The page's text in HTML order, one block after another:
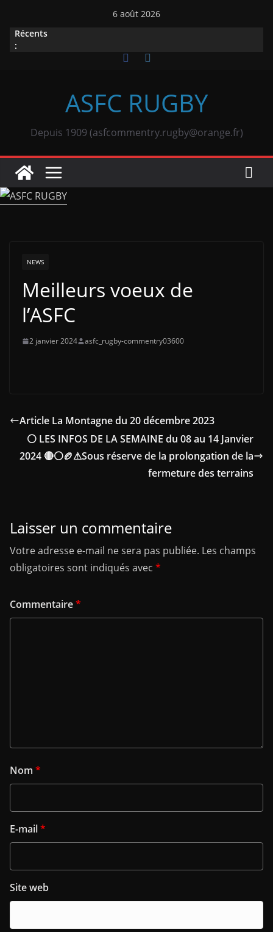
contenu
6 août 2026
Récents
:
ASFC RUGBY
Depuis 1909 (asfcommentry.rugby@orange.fr)
NEWS
Meilleurs voeux de
l’ASFC
2 janvier 2024 asfc_rugby-commentry03600
Article La Montagne du 20 décembre 2023
⚪ LES INFOS DE LA SEMAINE du 08 au 14 Janvier
2024 🔴⚪🏉⚠Sous réserve de la prolongation de la
fermeture des terrains
Laisser un commentaire
Votre adresse e-mail ne sera pas publiée. Les champs
obligatoires sont indiqués avec *
Commentaire*
Nom *
E-mail*
Site web